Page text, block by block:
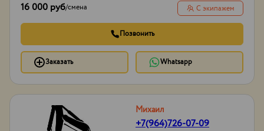
16 000 руб/смена С экипажем
Позвонить
Заказать Whatsapp
Михаил
+7(964)726-07-09